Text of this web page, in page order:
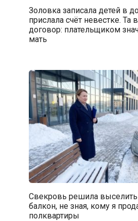
Золовка записала детей в
прислала счёт невестке. Та
договор: плательщиком
мать
Свекровь решила
балкон, не зная, кому я
полквартиры